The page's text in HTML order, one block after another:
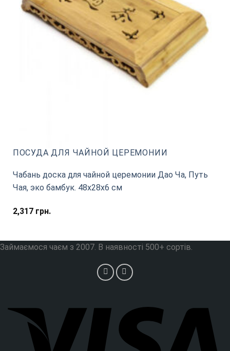
ПОСУДА ДЛЯ ЧАЙНОЙ ЦЕРЕМОНИИ
Чабань доска для чайной церемонии Дао Ча, Путь
Чая, эко бамбук. 48х28х6 см
2,317грн.
Займаємося чаєм з 2007. В наявності 500+ сортів.